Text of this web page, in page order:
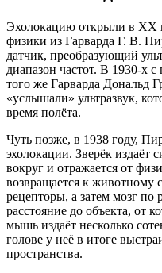
Эхолокацию открыли в XX
физики из Гарварда Г. В.
датчик, преобразующий
диапазон частот. В 1930-х с
того же Гарварда Дональд
«услышали» ультразвук,
время полёта.
Чуть позже, в 1938 году,
эхолокации. Зверёк издаёт
вокруг и отражается от
возвращается к животному
рецепторы, а затем мозг по
расстояние до объекта, от
мышь издаёт несколько
голове у неё в итоге
пространства.